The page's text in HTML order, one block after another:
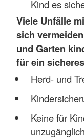
Kind es
Viele Unfälle
sich
und Garten
für ein
Herd- und
Keine für